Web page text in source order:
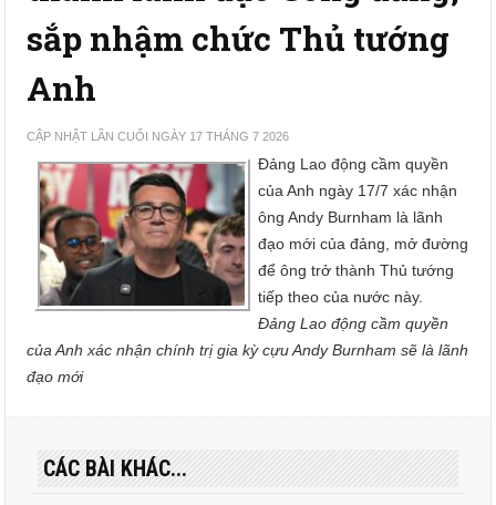
sắp nhậm chức Thủ tướng
Anh
CẬP NHẬT LẦN CUỐI NGÀY 17 THÁNG 7 2026
Đảng Lao động cầm quyền
của Anh ngày 17/7 xác nhận
ông Andy Burnham là lãnh
đạo mới của đảng, mở đường
để ông trở thành Thủ tướng
tiếp theo của nước này.
Đảng Lao động cầm quyền
của Anh xác nhận chính trị gia kỳ cựu Andy Burnham sẽ là lãnh
đạo mới
CÁC BÀI KHÁC...